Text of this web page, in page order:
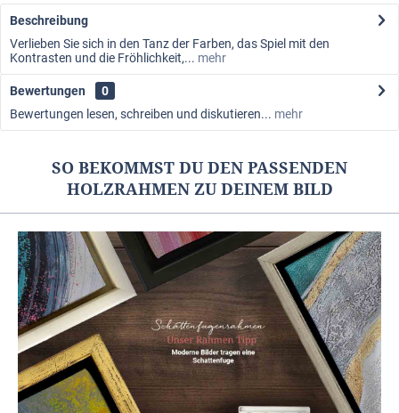
Beschreibung
Verlieben Sie sich in den Tanz der Farben, das Spiel mit den
Kontrasten und die Fröhlichkeit,... mehr
Bewertungen
0
Bewertungen lesen, schreiben und diskutieren... mehr
SO BEKOMMST DU DEN PASSENDEN
HOLZRAHMEN ZU DEINEM BILD